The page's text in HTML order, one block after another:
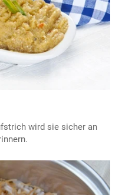
wird sie sicher an